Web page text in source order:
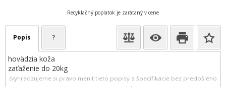
Recyklačný poplatok je zarátaný v cene
Popis ?
hovädzia koža
zaťaženie do 20kg
(vyhradzujeme si právo meniť tieto popisy a špecifikácie bez predošlého